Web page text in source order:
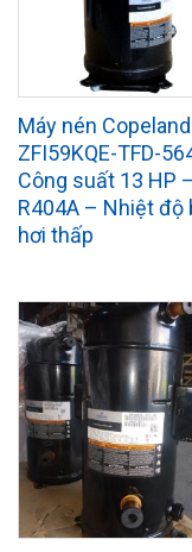
Máy nén
ZFI59KQE-TFD-
Công suất 13 HP
R404A – Nhiệt độ
hơi thấp